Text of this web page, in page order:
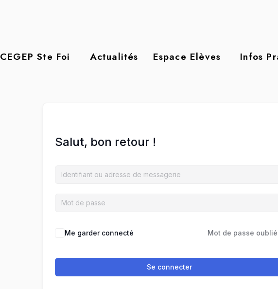
CEGEP Ste Foi Actualités Espace Elèves Infos
Salut, bon retour !
Me garder connecté Mot de passe
Se connecter